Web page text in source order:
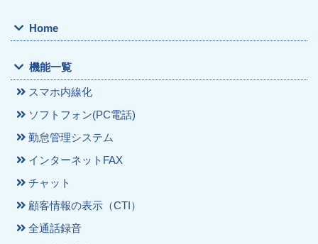
Home
機能一覧
スマホ内線化
ソフトフォン(PC電話)
勤怠管理システム
インターネットFAX
チャット
顧客情報の表示（CTI）
全通話録音